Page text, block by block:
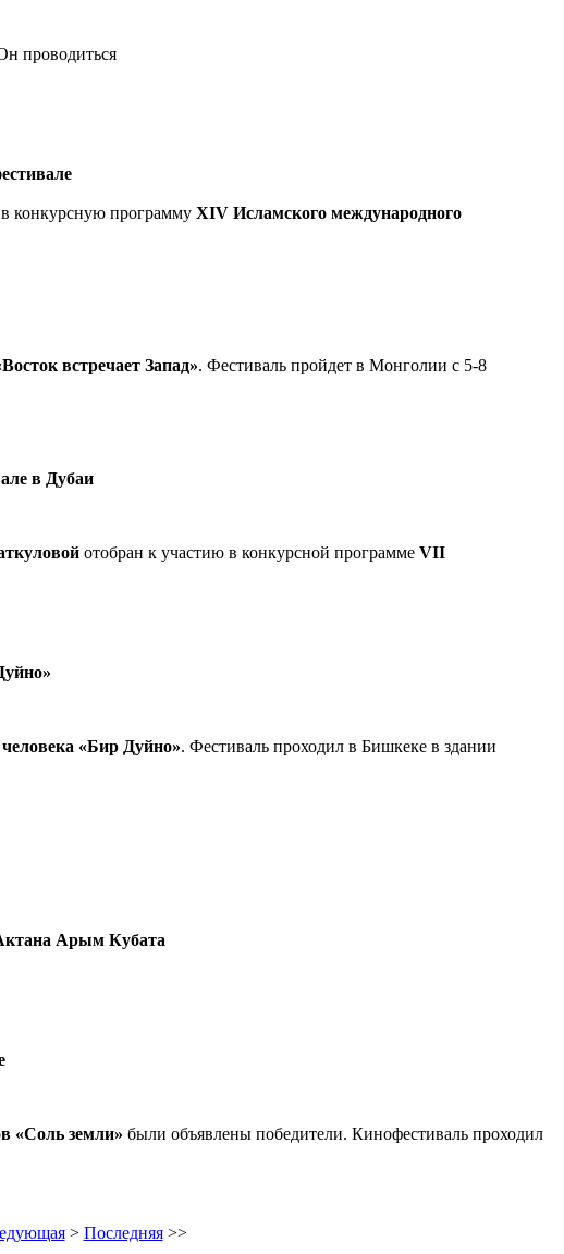
проводиться
конкурсную программу XIV Исламского международного
встречает Запад». Фестиваль пройдет в Монголии с 5-8
в Дубаи
отобран к участию в конкурсной программе VII
«Бир Дуйно». Фестиваль проходил в Бишкеке в здании
Арым Кубата
«Соль земли» были объявлены победители. Кинофестиваль проходил
> Последняя>>